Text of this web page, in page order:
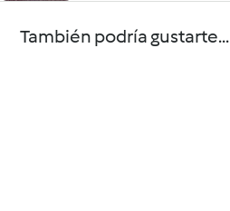
También podría gustarte...